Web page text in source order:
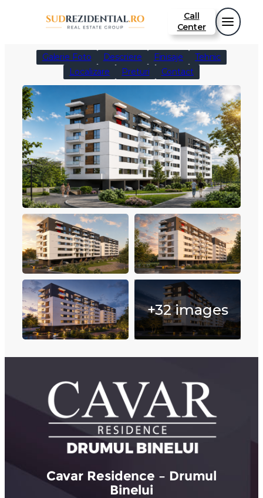
Call
Center
Galerie Foto Descriere Finisaje
Tehnic
Localizare
Preturi Contact
+32 images
Cavar Residence – Drumul
Binelui